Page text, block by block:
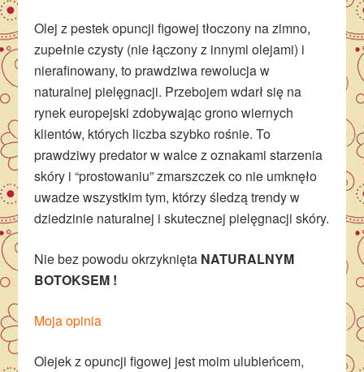
Olej z pestek opuncji figowej tłoczony na zimno,
zupełnie czysty (nie łączony z innymi olejami) i
nierafinowany, to prawdziwa rewolucja w
naturalnej pielęgnacji. Przebojem wdarł się na
rynek europejski zdobywając grono wiernych
klientów, których liczba szybko rośnie. To
prawdziwy predator w walce z oznakami starzenia
skóry i “prostowaniu” zmarszczek co nie umknęło
uwadze wszystkim tym, którzy śledzą trendy w
dziedzinie naturalnej i skutecznej pielęgnacji skóry.
Nie bez powodu okrzyknięta NATURALNYM
BOTOKSEM !
Moja opinia
Olejek z opuncji figowej jest moim ulubieńcem,